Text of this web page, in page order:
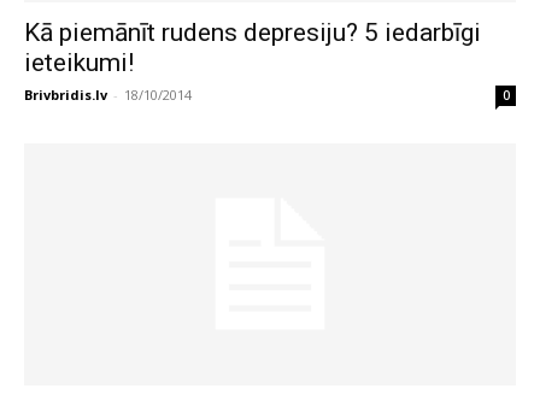
Kā piemānīt rudens depresiju? 5 iedarbīgi
ieteikumi!
Brivbridis.lv - 18/10/2014 0